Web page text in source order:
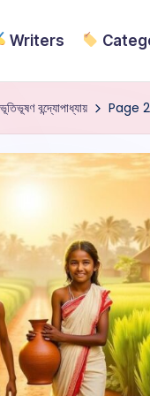
Writers
বন্দ্যোপাধ্যায় Page